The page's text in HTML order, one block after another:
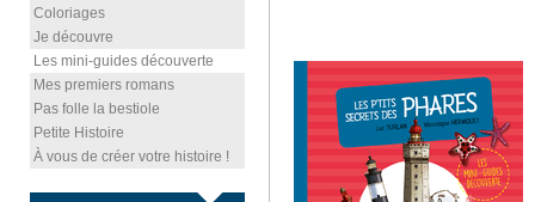
Coloriages
Je découvre
Les mini-guides découverte
Mes premiers romans
Pas folle la bestiole
Petite Histoire
À vous de créer votre histoire !